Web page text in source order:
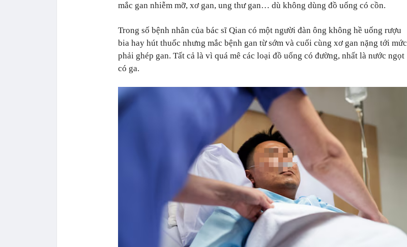
mắc gan nhiễm mỡ, xơ gan, ung thư gan… dù không dùng đồ uống có cồn.
Trong số bệnh nhân của bác sĩ Qian có một người đàn ông không hề uống rượu
bia hay hút thuốc nhưng mắc bệnh gan từ sớm và cuối cùng xơ gan nặng tới mức
phải ghép gan. Tất cả là vì quá mê các loại đồ uống có đường, nhất là nước ngọt
có ga.